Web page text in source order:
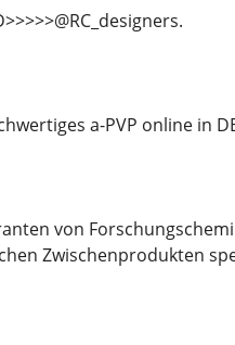
a-PVP online in
von
Zwischenprodukten